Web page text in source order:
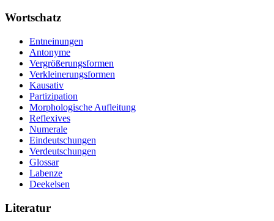
Wortschatz
Entneinungen
Antonyme
Vergrößerungsformen
Verkleinerungsformen
Kausativ
Partizipation
Morphologische Aufleitung
Reflexives
Numerale
Eindeutschungen
Verdeutschungen
Glossar
Labenze
Deekelsen
Literatur